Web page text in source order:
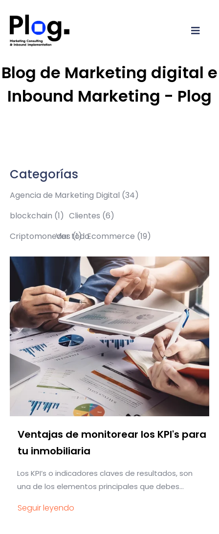
Blog de Marketing digital e
Inbound Marketing - Plog
Categorías
Agencia de Marketing Digital (34)
blockchain (1) Clientes (6)
Criptomonedas(1) Ecommerce (19)
Ver todo
Ventajas de monitorear los KPI's para
tu inmobiliaria
Los KPI’s o indicadores claves de resultados, son
una de los elementos principales que debes...
Seguir leyendo